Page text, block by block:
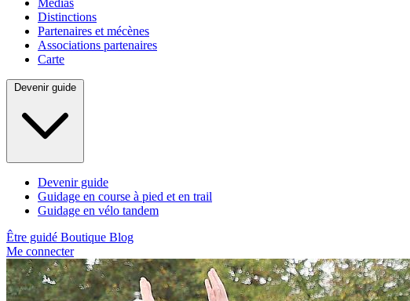
Médias
Distinctions
Partenaires et mécènes
Associations partenaires
Carte
Devenir guide
Devenir guide
Guidage en course à pied et en trail
Guidage en vélo tandem
Être guidé Boutique Blog
Me connecter